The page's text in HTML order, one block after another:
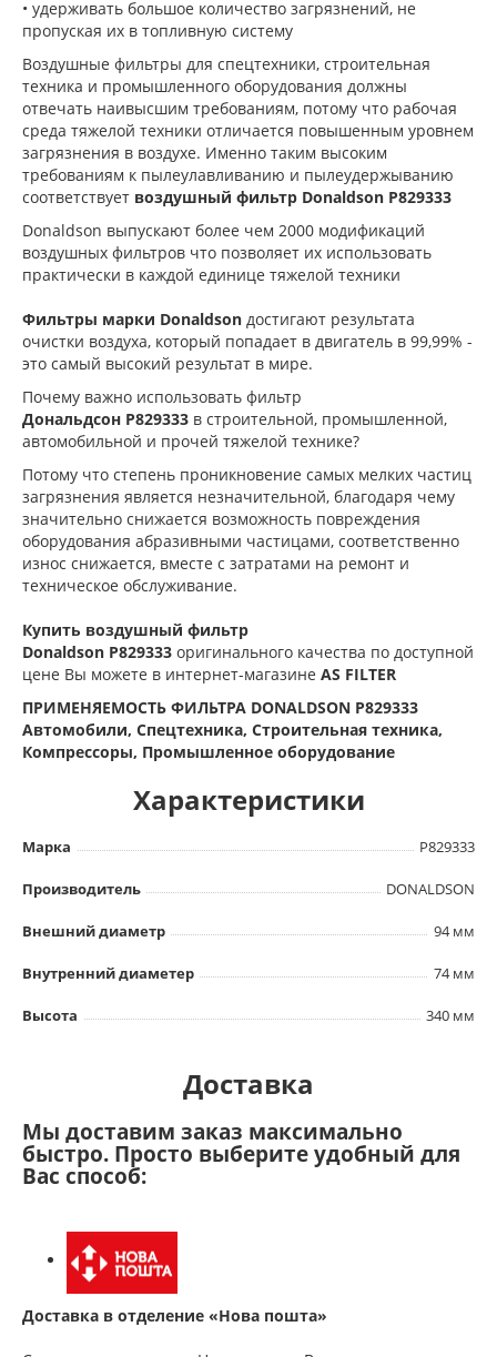
• удерживать большое количество загрязнений, не
пропуская их в топливную систему
Воздушные фильтры для спецтехники, строительная
техника и промышленного оборудования должны
отвечать наивысшим требованиям, потому что рабочая
среда тяжелой техники отличается повышенным уровнем
загрязнения в воздухе. Именно таким высоким
требованиям к пылеулавливанию и пылеудержыванию
соответствует воздушный фильтр Donaldson P829333
Donaldson выпускают более чем 2000 модификаций
воздушных фильтров что позволяет их использовать
практически в каждой единице тяжелой техники
Фильтры марки Donaldson достигают результата
очистки воздуха, который попадает в двигатель в 99,99% -
это самый высокий результат в мире.
Почему важно использовать фильтр
Дональдсон P829333 в строительной, промышленной,
автомобильной и прочей тяжелой технике?
Потому что степень проникновение самых мелких частиц
загрязнения является незначительной, благодаря чему
значительно снижается возможность повреждения
оборудования абразивными частицами, соответственно
износ снижается, вместе с затратами на ремонт и
техническое обслуживание.
Купить воздушный фильтр
Donaldson P829333 оригинального качества по доступной
цене Вы можете в интернет-магазине AS FILTER
ПРИМЕНЯЕМОСТЬ ФИЛЬТРА DONALDSON P829333
Автомобили, Спецтехника, Строительная техника,
Компрессоры, Промышленное оборудование
Характеристики
Марка P829333
Производитель DONALDSON
Внешний диаметр 94 мм
Внутренний диаметер 74 мм
Высота 340 мм
Доставка
Мы доставим заказ максимально
быстро. Просто выберите удобный для
Вас способ:
Доставка в отделение «Нова пошта»